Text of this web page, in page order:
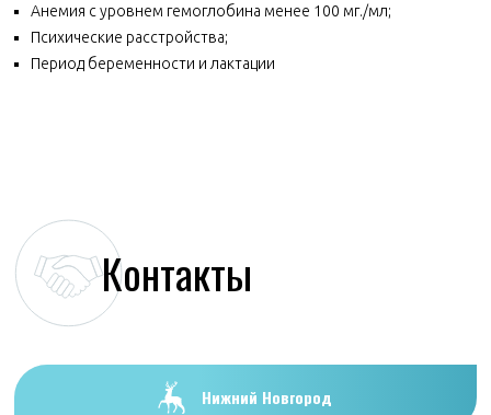
Анемия с уровнем гемоглобина менее 100 мг./мл;
Психические расстройства;
Период беременности и лактации
Контакты
Нижний Новгород